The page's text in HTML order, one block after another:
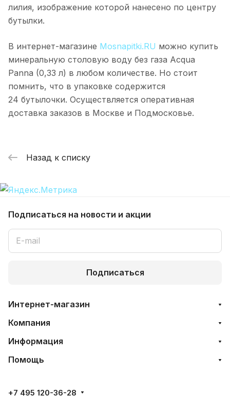
лилия, изображение которой нанесено по центру
бутылки.
В интернет-магазине Mosnapitki.RU можно купить
минеральную столовую воду без газа Acqua
Panna (0,33 л) в любом количестве. Но стоит
помнить, что в упаковке содержится
24 бутылочки. Осуществляется оперативная
доставка заказов в Москве и Подмосковье.
Назад к списку
Подписаться на новости и акции
Подписаться
Интернет-магазин
Компания
Информация
Помощь
+7 495 120-36-28